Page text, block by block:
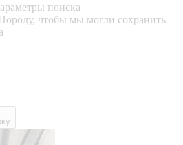
поиска
чтобы мы могли сохранить